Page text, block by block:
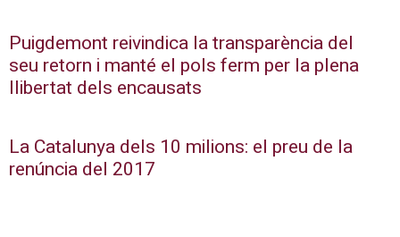
Puigdemont reivindica la transparència del
seu retorn i manté el pols ferm per la plena
llibertat dels encausats
La Catalunya dels 10 milions: el preu de la
renúncia del 2017